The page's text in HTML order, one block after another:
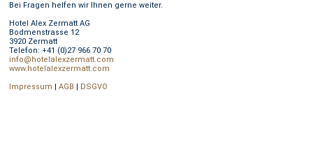
Bei Fragen helfen wir Ihnen gerne weiter.
Hotel Alex Zermatt AG
Bodmenstrasse 12
3920 Zermatt
Telefon: +41 (0)27 966 70 70
info@hotelalexzermatt.com
www.hotelalexzermatt.com
Impressum | AGB | DSGVO